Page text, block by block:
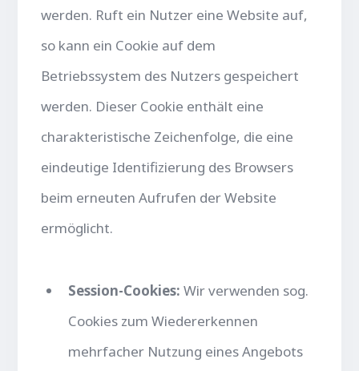
werden. Ruft ein Nutzer eine Website auf,
so kann ein Cookie auf dem
Betriebssystem des Nutzers gespeichert
werden. Dieser Cookie enthält eine
charakteristische Zeichenfolge, die eine
eindeutige Identifizierung des Browsers
beim erneuten Aufrufen der Website
ermöglicht.
Session-Cookies:Wir verwenden sog.
Cookies zum Wiedererkennen
mehrfacher Nutzung eines Angebots